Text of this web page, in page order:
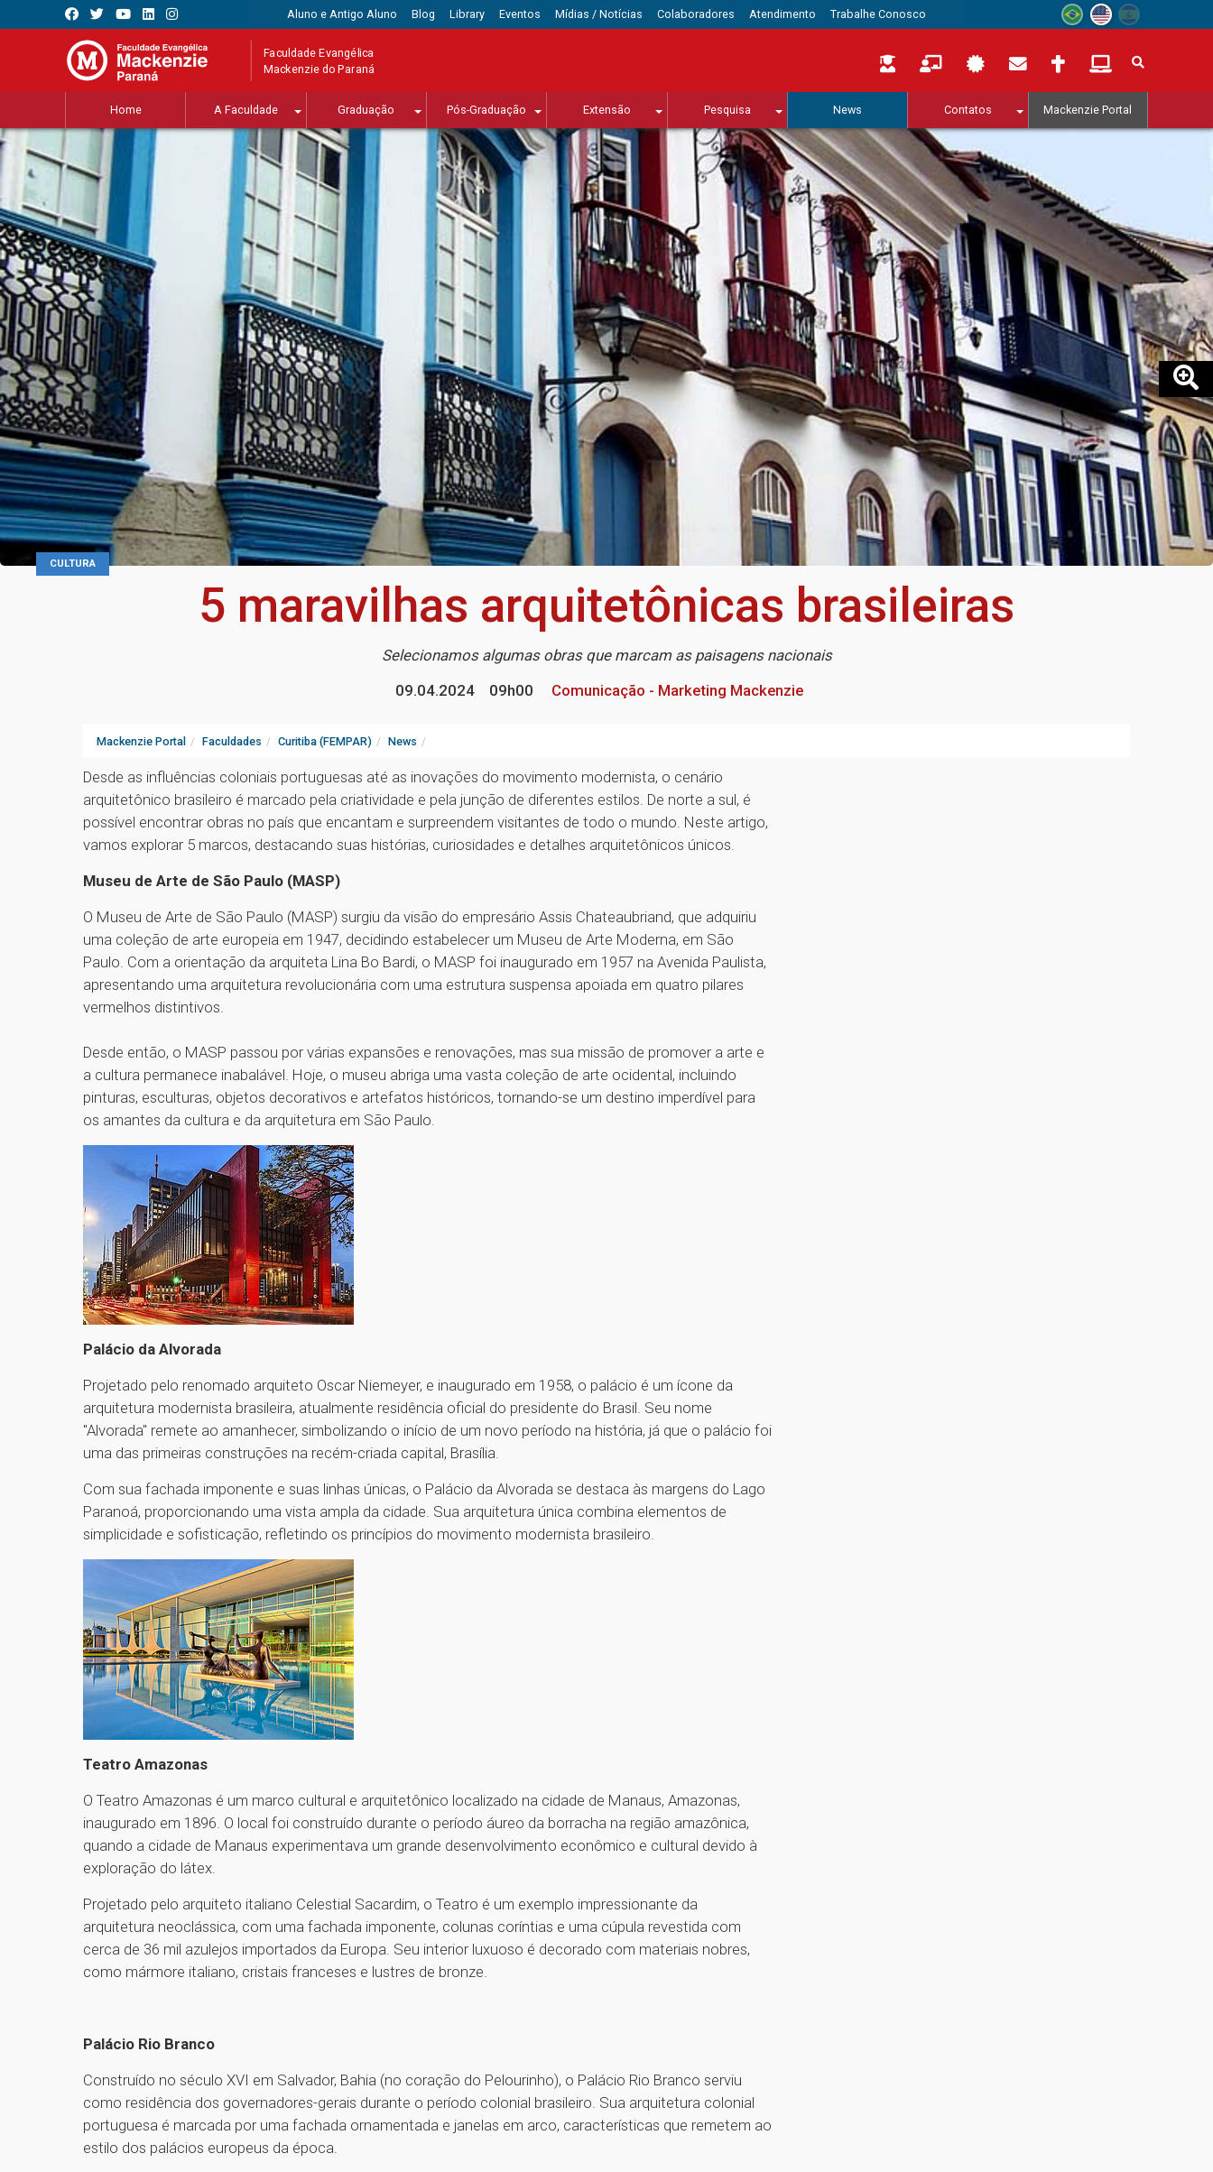
Aluno e Antigo Aluno Blog Library Eventos Mídias / Notícias Colaboradores Atendimento Trabalhe Conosco
Faculdade Evangélica
Mackenzie do Paraná
Home A Faculdade Graduação Pós-Graduação Extensão Pesquisa News Contatos Mackenzie Portal
CULTURA
5 maravilhas arquitetônicas brasileiras
Selecionamos algumas obras que marcam as paisagens nacionais
09.04.2024
09h00 Comunicação - Marketing Mackenzie
Mackenzie Portal Faculdades Curitiba (FEMPAR) News
Desde as influências coloniais portuguesas até as inovações do movimento modernista, o cenário
arquitetônico brasileiro é marcado pela criatividade e pela junção de diferentes estilos. De norte a sul, é
possível encontrar obras no país que encantam e surpreendem visitantes de todo o mundo. Neste artigo,
vamos explorar 5 marcos, destacando suas histórias, curiosidades e detalhes arquitetônicos únicos.
Museu de Arte de São Paulo (MASP)
O Museu de Arte de São Paulo (MASP) surgiu da visão do empresário Assis Chateaubriand, que adquiriu
uma coleção de arte europeia em 1947, decidindo estabelecer um Museu de Arte Moderna, em São
Paulo. Com a orientação da arquiteta Lina Bo Bardi, o MASP foi inaugurado em 1957 na Avenida Paulista,
apresentando uma arquitetura revolucionária com uma estrutura suspensa apoiada em quatro pilares
vermelhos distintivos.
Desde então, o MASP passou por várias expansões e renovações, mas sua missão de promover a arte e
a cultura permanece inabalável. Hoje, o museu abriga uma vasta coleção de arte ocidental, incluindo
pinturas, esculturas, objetos decorativos e artefatos históricos, tornando-se um destino imperdível para
os amantes da cultura e da arquitetura em São Paulo.
Palácio da Alvorada
Projetado pelo renomado arquiteto Oscar Niemeyer, e inaugurado em 1958, o palácio é um ícone da
arquitetura modernista brasileira, atualmente residência oficial do presidente do Brasil. Seu nome
"Alvorada" remete ao amanhecer, simbolizando o início de um novo período na história, já que o palácio foi
uma das primeiras construções na recém-criada capital, Brasília.
Com sua fachada imponente e suas linhas únicas, o Palácio da Alvorada se destaca às margens do Lago
Paranoá, proporcionando uma vista ampla da cidade. Sua arquitetura única combina elementos de
simplicidade e sofisticação, refletindo os princípios do movimento modernista brasileiro.
Teatro Amazonas
O Teatro Amazonas é um marco cultural e arquitetônico localizado na cidade de Manaus, Amazonas,
inaugurado em 1896. O local foi construído durante o período áureo da borracha na região amazônica,
quando a cidade de Manaus experimentava um grande desenvolvimento econômico e cultural devido à
exploração do látex.
Projetado pelo arquiteto italiano Celestial Sacardim, o Teatro é um exemplo impressionante da
arquitetura neoclássica, com uma fachada imponente, colunas coríntias e uma cúpula revestida com
cerca de 36 mil azulejos importados da Europa. Seu interior luxuoso é decorado com materiais nobres,
como mármore italiano, cristais franceses e lustres de bronze.
Palácio Rio Branco
Construído no século XVI em Salvador, Bahia (no coração do Pelourinho), o Palácio Rio Branco serviu
como residência dos governadores-gerais durante o período colonial brasileiro. Sua arquitetura colonial
portuguesa é marcada por uma fachada ornamentada e janelas em arco, características que remetem ao
estilo dos palácios europeus da época.